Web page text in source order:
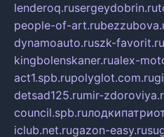
lenderoq.rusergeydobrin.ru
people-of-art.ru
dynamoauto.ruszk-favorit.ru
kingbolenskaner.rualex-
act1.spb.rupolyglot.com.ru
detsad125.rumir-
council.spb.ru
iclub.net.rugazon-easy.ru